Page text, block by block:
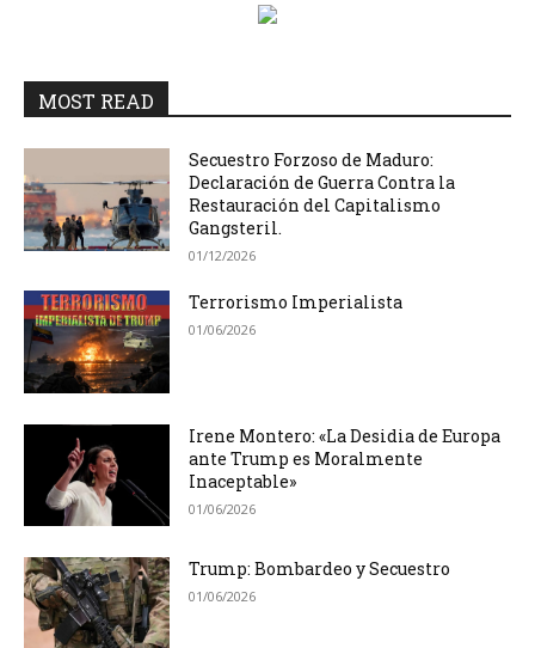
MOST READ
Secuestro Forzoso de Maduro:
Declaración de Guerra Contra la
Restauración del Capitalismo
Gangsteril.
01/12/2026
Terrorismo Imperialista
01/06/2026
Irene Montero: «La Desidia de Europa
ante Trump es Moralmente
Inaceptable»
01/06/2026
Trump: Bombardeo y Secuestro
01/06/2026